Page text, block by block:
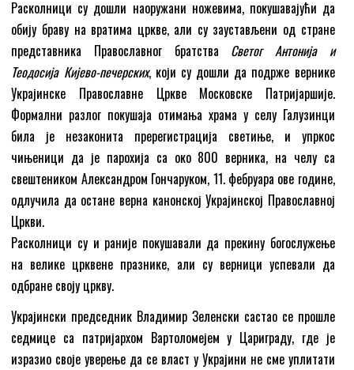
Расколници су дошли наоружани ножевима, покушавајући да
обију браву на вратима цркве, али су заустављени од стране
представника Православног братства Светог Антонија и
Теодосија Кијево-печерских, који су дошли да подрже вернике
Украјинске Православне Цркве Московске Патријаршије.
Формални разлог покушаја отимања храма у селу Галузинци
била је незаконита пререгистрација светиње, и упркос
чињеници да је парохија са око 800 верника, на челу са
свештеником Александром Гончаруком, 11. фебруара ове године,
одлучила да остане верна канонској Украјинској Православној
Цркви.
Расколници су и раније покушавали да прекину богослужење
на велике црквене празнике, али су верници успевали да
одбране своју цркву.
Украјински председник Владимир Зеленски састао се прошле
седмице са патријархом Вартоломејем у Цариграду, где је
изразио своје уверење да се власт у Украјини не сме уплитати